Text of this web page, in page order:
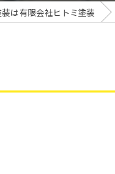
雨漏り
は有限会社ヒトミ塗装